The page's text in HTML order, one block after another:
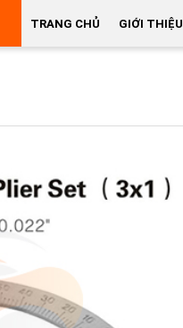
TRANG CHỦ GIỚI THIỆU